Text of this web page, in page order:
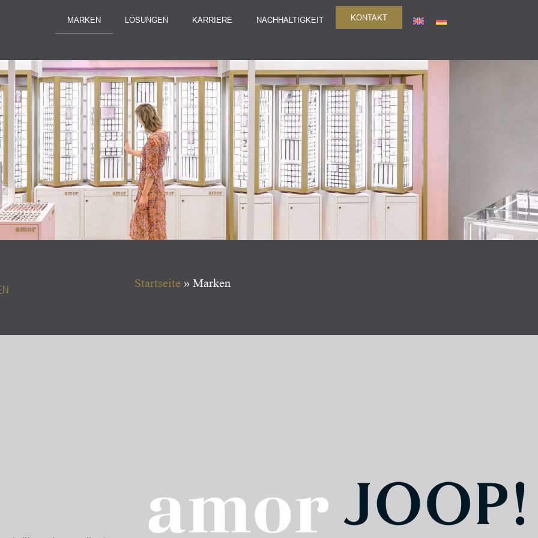
MARKEN LÖSUNGEN KARRIERE NACHHALTIGKEIT KONTAKT
Startseite » Marken